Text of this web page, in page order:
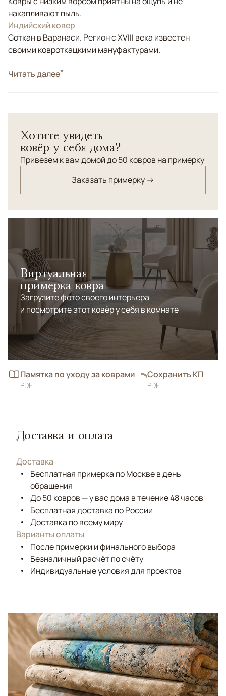
накапливают пыль.
Индийский ковер
Соткан в Варанаси. Регион с XVIII века известен
своими ковроткацкими мануфактурами.
СтильСовременные
класса люкс, моментально узнаваемые для всех
посвященных. Скульптурный декор в виде линий и
форм, мягкие изысканные цвета, лаконичность,
безупречное качество в невероятном исполнении! Это
не предмет, которые взывает: «посмотри на меня», - а
тихий арт объект, «заглушающий» шум суетного мира!
Читать далее
Хотите увидеть
ковёр у себя дома?
Привезем к вам домой до 50 ковров на примерку
Заказать примерку →
Виртуальная
примерка ковра
Загрузите фото своего интерьера
и посмотрите этот ковёр у себя в комнате
Памятка по уходу за коврами
PDF
Сохранить КП
PDF
Доставка и оплата
Доставка
Бесплатная примерка по Москве в день
обращения
До 50 ковров — у вас дома в течение 48 часов
Бесплатная доставка по России
Доставка по всему миру
Варианты оплаты
После примерки и финального выбора
Безналичный расчёт по счёту
Индивидуальные условия для проектов